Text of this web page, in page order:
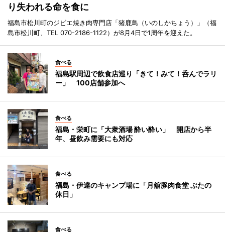
り失われる命を食に
福島市松川町のジビエ焼き肉専門店「猪鹿鳥（いのしかちょう）」（福
島市松川町、TEL 070-2186-1122）が8月4日で1周年を迎えた。
食べる
福島駅周辺で飲食店巡り「きて！みて！呑んでラリ
ー」 100店舗参加へ
食べる
福島・栄町に「大衆酒場 酔い酔い」 開店から半
年、昼飲み需要にも対応
食べる
福島・伊達のキャンプ場に「月舘豚肉食堂 ぶたの
休日」
食べる